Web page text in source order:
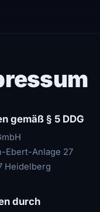
gemäß § 5 DDG
Ebert-Anlage 27
Heidelberg
durch